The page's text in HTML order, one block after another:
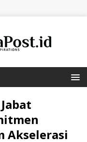
Akselerasi